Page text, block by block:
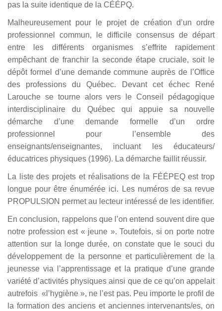
pas la suite identique de la CÉÉPQ.
Malheureusement pour le projet de création d’un ordre
professionnel commun, le difficile consensus de départ
entre les différents organismes s’effrite rapidement
empêchant de franchir la seconde étape cruciale, soit le
dépôt formel d’une demande commune auprès de l’Office
des professions du Québec. Devant cet échec René
Larouche se tourne alors vers leConseil pédagogique
interdisciplinaire du Québec qui appuie sa nouvelle
démarche d’une demande formelle d’un ordre
professionnel pour l’ensemble des
enseignants/enseignantes, incluant les éducateurs/
éducatrices physiques (1996). La démarche faillit réussir.
La liste des projets et réalisations de la FÉÉPEQ est trop
longue pour être énumérée ici. Les numéros de sa revue
PROPULSION permet au lecteur intéressé de les identifier.
En conclusion, rappelons que l’on entend souvent dire que
notre profession est « jeune ». Toutefois, si on porte notre
attention sur la longe durée, on constate que le souci du
développement de la personne et particulièrement de la
jeunesse via l’apprentissage et la pratique d’une grande
variété d’activités physiques ainsi que de ce qu’on appelait
autrefois «l’hygiène », ne l’est pas. Peu importe le profil de
la formation des anciens et anciennes intervenants/es, on